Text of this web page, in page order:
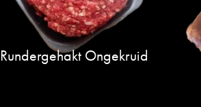
Rundergehakt Ongekruid